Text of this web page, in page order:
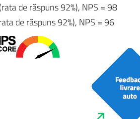
de răspuns 92%), NPS = 98
de răspuns 92%), NPS = 96